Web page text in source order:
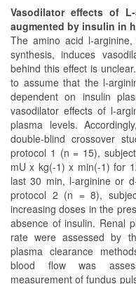
Vasodilator effects of
augmented by insulin in
The amino acid l-
synthesis, induces
behind this effect is
to assume that the l-
dependent on insulin
vasodilator effects of l-
plasma levels.
double-blind crossover
protocol 1 (n = 15),
mU x kg(-1) x min(-1) for
last 30 min, l-arginine or
protocol 2 (n = 8),
increasing doses in the
absence of insulin. Renal
rate were assessed by
plasma clearance
blood flow was
measurement of fundus